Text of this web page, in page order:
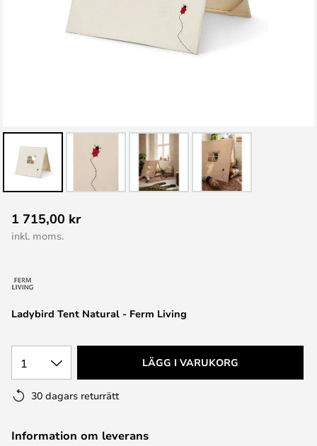
till
början
bildgalleriet
Ladybird Tent Natural - Ferm Living
1 715,00 kr
inkl. moms.
1 LÄGG I VARUKORG
30 dagars returrätt
Information om leverans